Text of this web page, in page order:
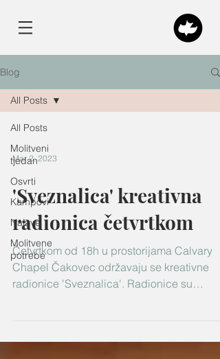
Blog
All Posts
Molitveni
tjedan
Osvrti
Kampovi
Najave
Molitvene
potrebe
All Posts
Mar 2, 2023
'Sveznalica' kreativna
radionica četvrtkom
Četvrtkom od 18h u prostorijama Calvary
Chapel Čakovec održavaju se kreativne
radionice 'Sveznalica'. Radionice su